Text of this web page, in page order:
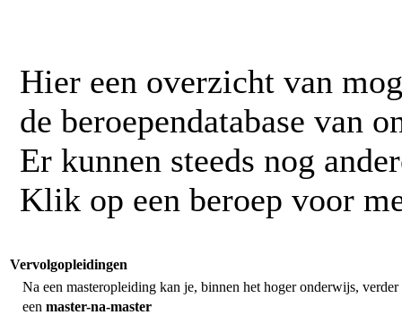
Hier een overzicht van
de beroependatabase van
Er kunnen steeds nog
Klik op een beroep voor
Vervolgopleidingen
Na een masteropleiding kan je, binnen het hoger onderwijs, verder
een master-na-master